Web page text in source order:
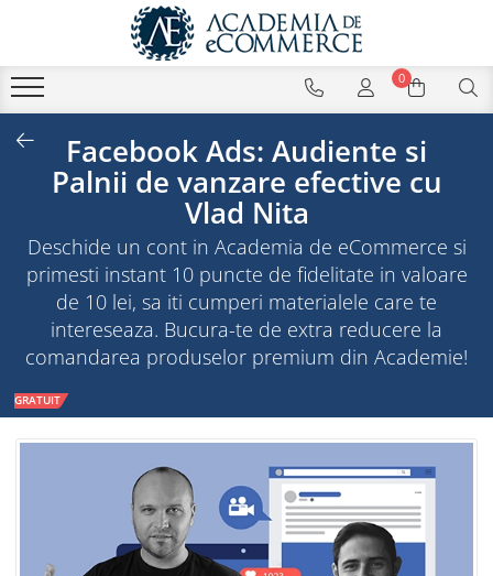
0
​Facebook Ads: Audiente si
Palnii de vanzare efective cu
Vlad Nita
Deschide un cont in Academia de eCommerce si
primesti instant 10 puncte de fidelitate in valoare
de 10 lei, sa iti cumperi materialele care te
intereseaza. Bucura-te de extra reducere la
comandarea produselor premium din Academie!
GRATUIT